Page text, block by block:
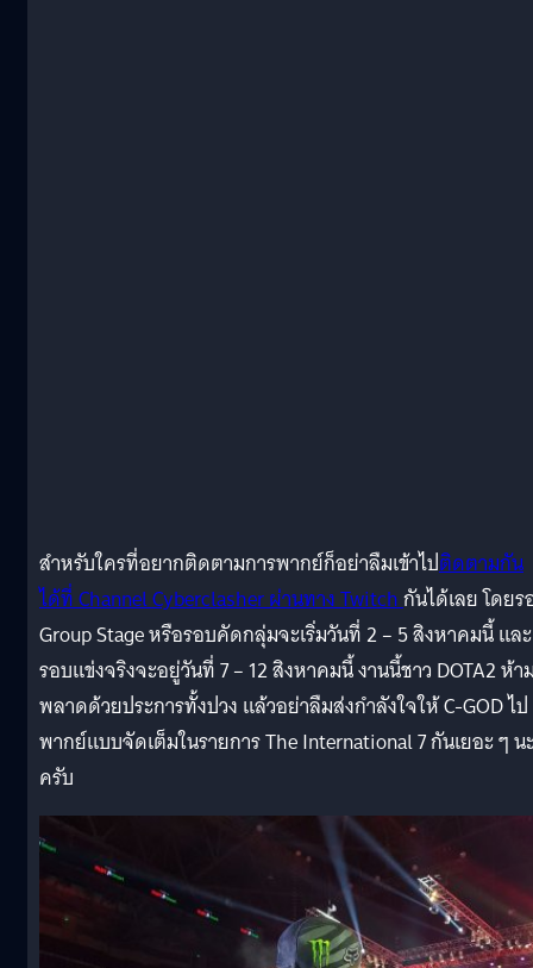
สำหรับใครที่อยากติดตามการพากย์ก็อย่าลืมเข้าไปติดตามกัน
ได้ที่ Channel Cyberclasher ผ่านทาง Twitchกันได้เลย โดย
Group Stage หรือรอบคัดกลุ่มจะเริ่มวันที่ 2 – 5 สิงหาคมนี้ และ
รอบแข่งจริงจะอยู่วันที่ 7 – 12 สิงหาคมนี้ งานนี้ชาว DOTA2 ห้า
พลาดด้วยประการทั้งปวง แล้วอย่าลืมส่งกำลังใจให้ C-GOD ไป
พากย์แบบจัดเต็มในรายการ The International 7 กันเยอะ ๆ น
ครับ